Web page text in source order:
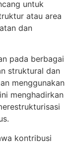
untuk
atau area
dan
pada berbagai
struktural dan
menggunakan
menghadirkan
kontribusi